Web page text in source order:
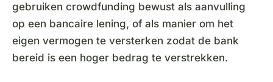
gebruiken crowdfunding bewust als aanvulling
op een bancaire lening, of als manier om het
eigen vermogen te versterken zodat de bank
bereid is een hoger bedrag te verstrekken.